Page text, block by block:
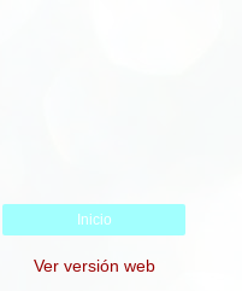
Inicio
Ver versión web